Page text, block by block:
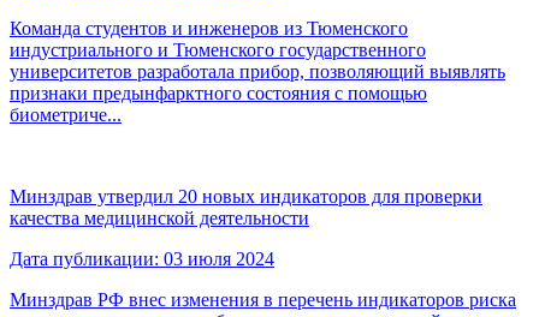
Команда студентов и инженеров из Тюменского
индустриального и Тюменского государственного
университетов разработала прибор, позволяющий выявлять
признаки предынфарктного состояния с помощью
биометриче...
Минздрав утвердил 20 новых индикаторов для проверки
качества медицинской деятельности
Дата публикации: 03 июля 2024
Минздрав РФ внес изменения в перечень индикаторов риска